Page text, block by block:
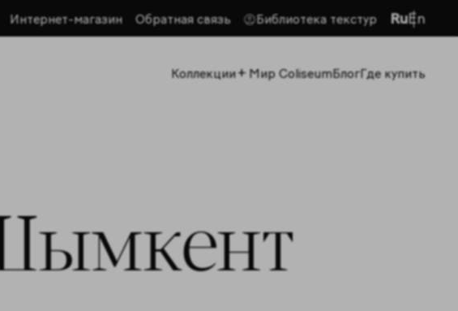
Интернет-магазин Обратная связь Библиотека текстур RuEn
Коллекции+ Мир ColiseumБлогГде купить